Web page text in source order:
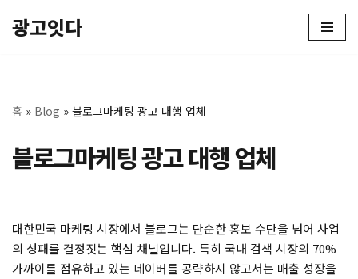
로
뛰
광고잇다
홈 » Blog » 블로그마케팅 광고 대행 업체
블로그마케팅 광고 대행 업체
대한민국 마케팅 시장에서 블로그는 단순한 홍보 수단을 넘어 사업
의 성패를 결정짓는 핵심 채널입니다. 특히 국내 검색 시장의 70%
가까이를 점유하고 있는 네이버를 공략하지 않고서는 매출 성장을